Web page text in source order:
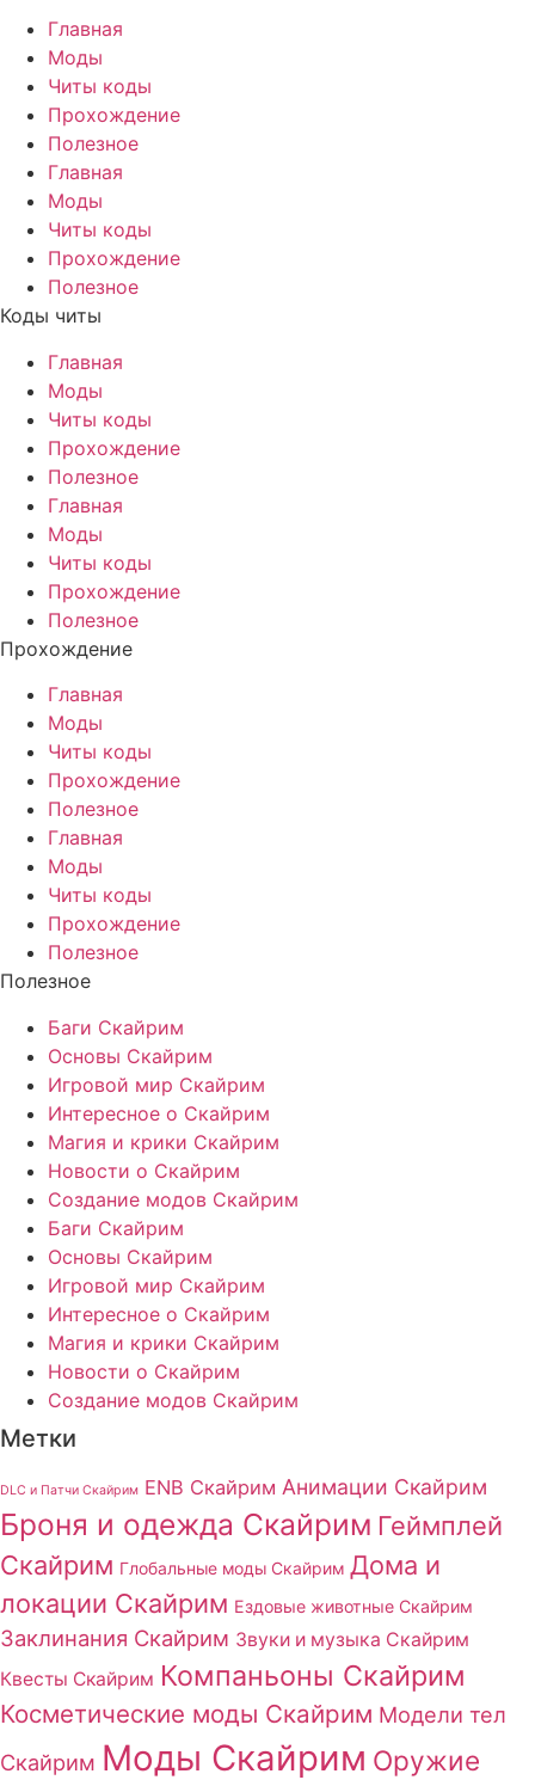
Главная
Моды
Читы коды
Прохождение
Полезное
Главная
Моды
Читы коды
Прохождение
Полезное
Коды читы
Главная
Моды
Читы коды
Прохождение
Полезное
Главная
Моды
Читы коды
Прохождение
Полезное
Прохождение
Главная
Моды
Читы коды
Прохождение
Полезное
Главная
Моды
Читы коды
Прохождение
Полезное
Полезное
Баги Скайрим
Основы Скайрим
Игровой мир Скайрим
Интересное о Скайрим
Магия и крики Скайрим
Новости о Скайрим
Создание модов Скайрим
Баги Скайрим
Основы Скайрим
Игровой мир Скайрим
Интересное о Скайрим
Магия и крики Скайрим
Новости о Скайрим
Создание модов Скайрим
Метки
DLC и Патчи Скайрим ENB Скайрим Анимации Скайрим
Броня и одежда Скайрим Геймплей
Скайрим Глобальные моды Скайрим Дома и
локации Скайрим Ездовые животные Скайрим
Заклинания Скайрим Звуки и музыка Скайрим
Квесты Скайрим Компаньоны Скайрим
Косметические моды Скайрим Модели тел
Скайрим Моды Скайрим Оружие